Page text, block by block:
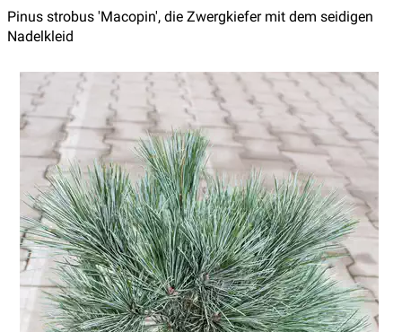
Pinus strobus 'Macopin', die Zwergkiefer mit dem seidigen
Nadelkleid